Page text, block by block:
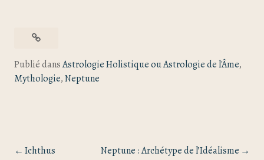
Publié dansAstrologie Holistique ou Astrologie de l'Âme,
Mythologie,Neptune
Ichthus Neptune : Archétype de l’Idéalisme